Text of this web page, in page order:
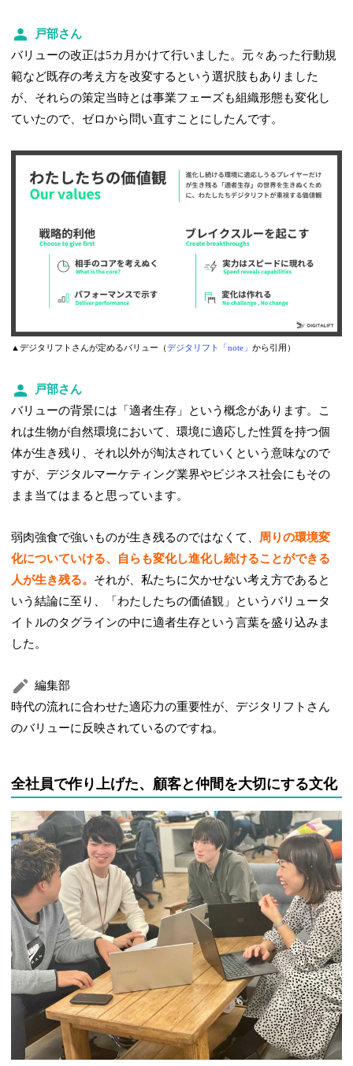
戸部さん
バリューの改正は5カ月かけて行いました。元々あった行動規
範など既存の考え方を改変するという選択肢もありました
が、それらの策定当時とは事業フェーズも組織形態も変化し
ていたので、ゼロから問い直すことにしたんです。
▲デジタリフトさんが定めるバリュー（デジタリフト「note」から引用）
戸部さん
バリューの背景には「適者生存」という概念があります。こ
れは生物が自然環境において、環境に適応した性質を持つ個
体が生き残り、それ以外が淘汰されていくという意味なので
すが、デジタルマーケティング業界やビジネス社会にもその
まま当てはまると思っています。
弱肉強食で強いものが生き残るのではなくて、 周りの環境変
化についていける、自らも変化し進化し続けることができる
人が生き残る。 それが、私たちに欠かせない考え方であると
いう結論に至り、「わたしたちの価値観」というバリュータ
イトルのタグラインの中に適者生存という言葉を盛り込みま
した。
編集部
時代の流れに合わせた適応力の重要性が、デジタリフトさん
のバリューに反映されているのですね。
全社員で作り上げた、顧客と仲間を大切にする文化